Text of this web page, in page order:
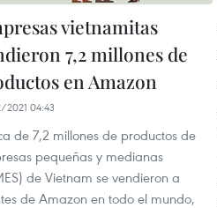
vietnamitas
7,2 millones de
en Amazon
2021 04:43
de 7,2 millones de productos de
pequeñas y medianas
de Vietnam se vendieron a
de Amazon en todo el mundo,